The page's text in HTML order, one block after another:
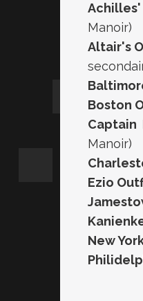
Manoir)
Altair's
Boston
Captain
Manoir)
Ezio
New